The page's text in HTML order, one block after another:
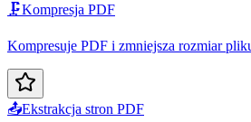
🗜️Kompresja PDF
Kompresuje PDF i zmniejsza rozmiar
📤Ekstrakcja stron PDF